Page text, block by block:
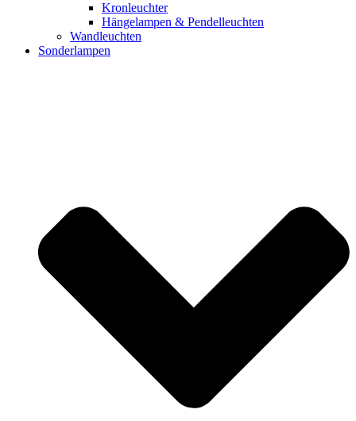
Kronleuchter
Hängelampen & Pendelleuchten
Wandleuchten
Sonderlampen